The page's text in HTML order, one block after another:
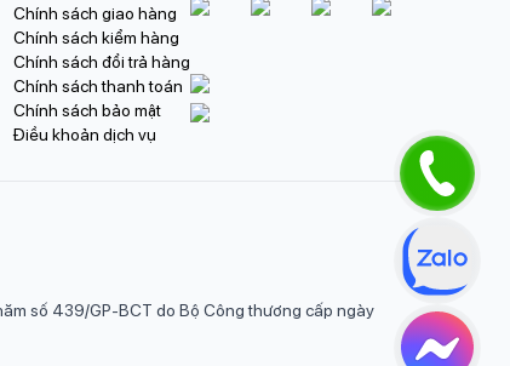
Chính sách giao hàng
Chính sách kiểm hàng
Chính sách đổi trả hàng
Chính sách thanh toán
Chính sách bảo mật
Điều khoản dịch vụ
số 439/GP-BCT do Bộ Công thương cấp ngày